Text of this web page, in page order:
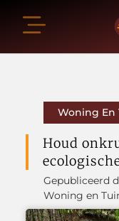
Woning En
Houd
Gepubliceerd
Woning en